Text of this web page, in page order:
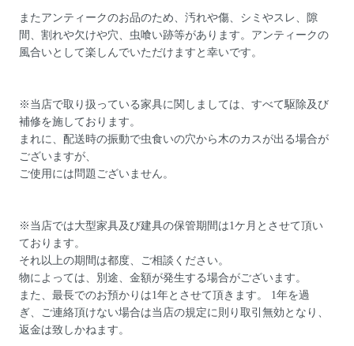
またアンティークのお品のため、汚れや傷、シミやスレ、隙
間、割れや欠けや穴、虫喰い跡等があります。アンティークの
風合いとして楽しんでいただけますと幸いです。
※当店で取り扱っている家具に関しましては、すべて駆除及び
補修を施しております。
まれに、配送時の振動で虫食いの穴から木のカスが出る場合が
ございますが、
ご使用には問題ございません。
※当店では大型家具及び建具の保管期間は1ケ月とさせて頂い
ております。
それ以上の期間は都度、ご相談ください。
物によっては、別途、金額が発生する場合がございます。
また、最長でのお預かりは1年とさせて頂きます。 1年を過
ぎ、ご連絡頂けない場合は当店の規定に則り取引無効となり、
返金は致しかねます。